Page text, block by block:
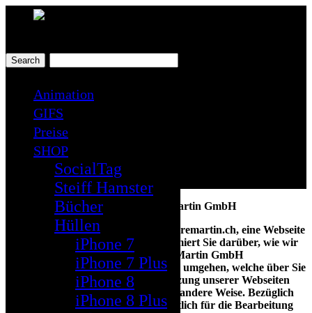
Animation
GIFS
Preise
SHOP
SocialTag
Steiff Hamster
Bücher
Hüllen
iPhone 7
iPhone 7 Plus
iPhone 8
iPhone 8 Plus
Datenschutzerklärung AM Andre Martin GmbH
Diese Datenschutzerklärung von andremartin.ch, eine Webseite
der AM Andre Martin GmbH, informiert Sie darüber, wie wir
und die Gesellschaft der AM Andre Martin GmbH
(Nachfolgend auch „Wir“) mit Daten umgehen, welche über Sie
bearbeitet werden, sei es bei der Nutzung unserer Webseiten
und mobilen Applikationen oder auf andere Weise. Bezüglich
dieser Webseiten sind wir verantwortlich für die Bearbeitung